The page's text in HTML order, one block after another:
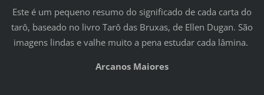
Este é um pequeno resumo do significado de cada carta do
tarô, baseado no livro Tarô das Bruxas, de Ellen Dugan. São
imagens lindas e valhe muito a pena estudar cada lâmina.
Arcanos Maiores